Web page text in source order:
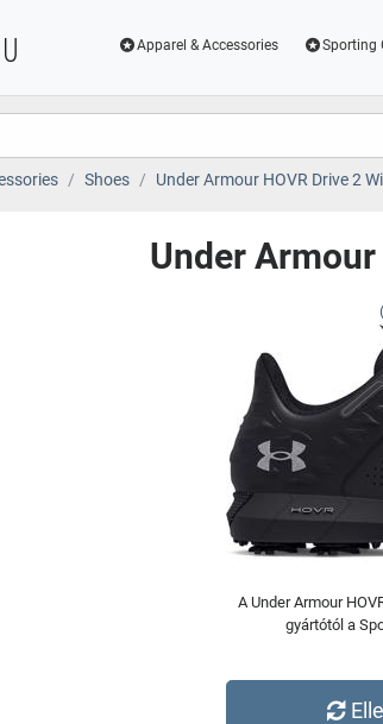
Apparel & Accessories Sporting
Shoes Under Armour HOVR Drive 2
Under Armour
A Under Armour
gyártótól a